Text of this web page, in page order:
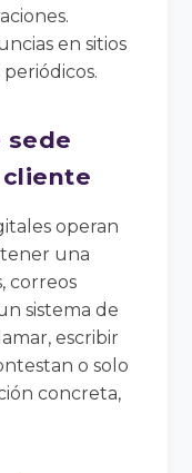
en sitios
sede
operan
una
correos
sistema de
escribir
o solo
concreta,